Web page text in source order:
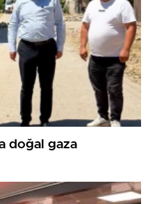
doğal gaza